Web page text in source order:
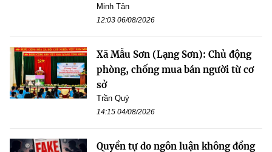
Minh Tân
12:03 06/08/2026
Xã Mẫu Sơn (Lạng Sơn): Chủ động
phòng, chống mua bán người từ cơ
sở
Trần Quý
14:15 04/08/2026
Quyền tự do ngôn luận không đồng